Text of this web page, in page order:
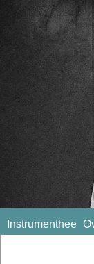
Instrumentheek